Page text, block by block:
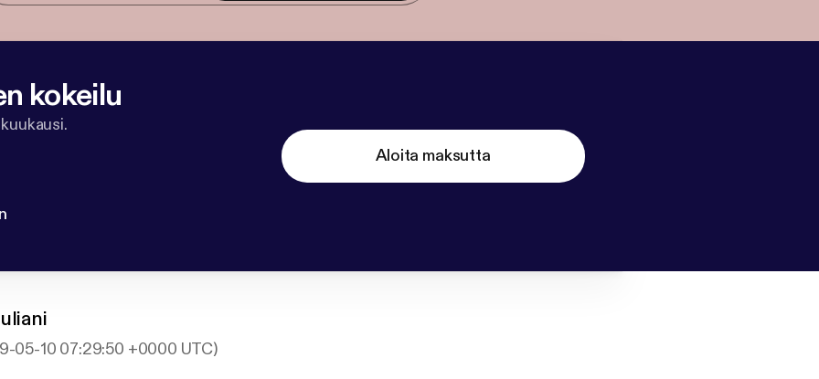
kokeilu
Aloita maksutta
05-10 07:29:50 +0000 UTC)